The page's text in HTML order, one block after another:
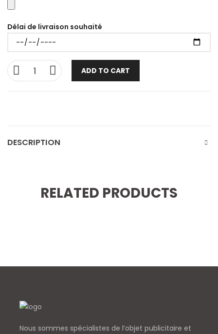
Délai de livraison souhaité
ADD TO CART
DESCRIPTION
RELATED PRODUCTS
Nous sommes spécialistes de l’objet publicitaire et